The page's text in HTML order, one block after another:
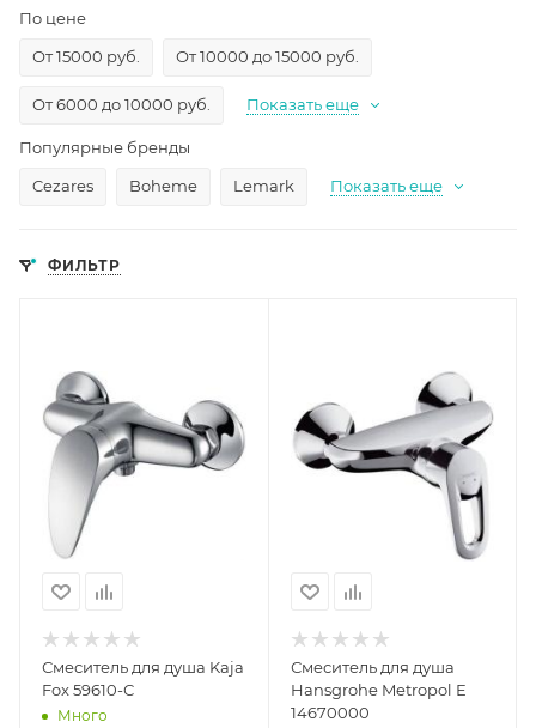
По цене
От 15000 руб.
От 10000 до 15000 руб.
От 6000 до 10000 руб. Показать еще
Популярные бренды
Cezares
Boheme Lemark Показать еще
ФИЛЬТР
Смеситель для душа Kaja
Fox 59610-С
Много
Смеситель для душа
Hansgrohe Metropol E
14670000